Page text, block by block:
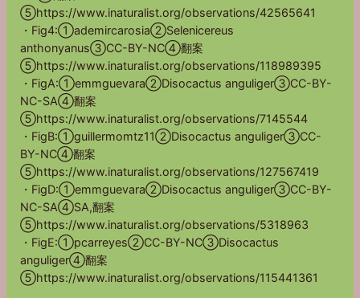
⑤https://www.inaturalist.org/observations/42565641
・Fig4:①ademircarosia②Selenicereus
anthonyanus③CC-BY-NC④翻案
⑤https://www.inaturalist.org/observations/118989395
・FigA:①emmguevara②Disocactus anguliger③CC-BY-
NC-SA④翻案
⑤https://www.inaturalist.org/observations/7145544
・FigB:①guillermomtz11②Disocactus anguliger③CC-
BY-NC④翻案
⑤https://www.inaturalist.org/observations/127567419
・FigD:①emmguevara②Disocactus anguliger③CC-BY-
NC-SA④SA,翻案
⑤https://www.inaturalist.org/observations/5318963
・FigE:①pcarreyes②CC-BY-NC③Disocactus
anguliger④翻案
⑤https://www.inaturalist.org/observations/115441361